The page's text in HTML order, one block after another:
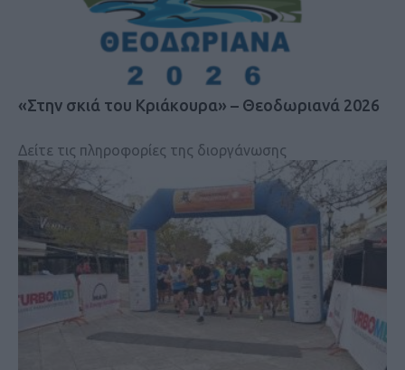
«Στην σκιά του Κριάκουρα» – Θεοδωριανά 2026
Δείτε τις πληροφορίες της διοργάνωσης